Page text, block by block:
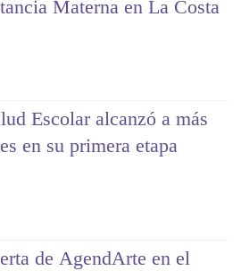
Materna en La Costa
Escolar alcanzó a más
en su primera etapa
de AgendArte en el